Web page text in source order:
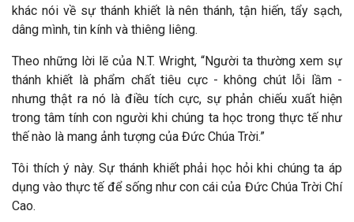
khác nói về sự thánh khiết là nên thánh, tận hiến, tẩy sạch,
dâng mình, tin kính và thiêng liêng.
Theo những lời lẽ của N.T. Wright, “Người ta thường xem sự
thánh khiết là phẩm chất tiêu cực - không chút lỗi lầm -
nhưng thật ra nó là điều tích cực, sự phản chiếu xuất hiện
trong tâm tính con người khi chúng ta học trong thực tế như
thế nào là mang ảnh tượng của Đức Chúa Trời.”
Tôi thích ý này. Sự thánh khiết phải học hỏi khi chúng ta áp
dụng vào thực tế để sống như con cái của Đức Chúa Trời Chí
Cao.